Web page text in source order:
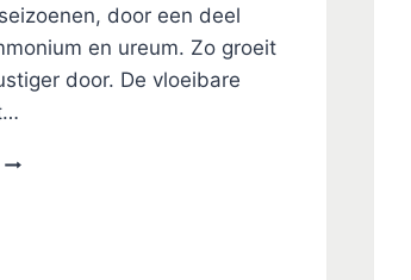
door een deel
en ureum. Zo groeit
door. De vloeibare